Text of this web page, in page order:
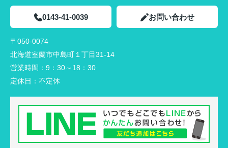
0143-41-0039 お問い合わせ
〒050-0074
北海道室蘭市中島町１丁目31-14
営業時間： 9：30～18：30
定休日： 不定休